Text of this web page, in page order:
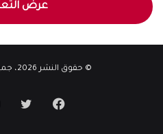
عرض
© حقوق النشر 2026، جميع الحقوق محفوظة
فيسبوك